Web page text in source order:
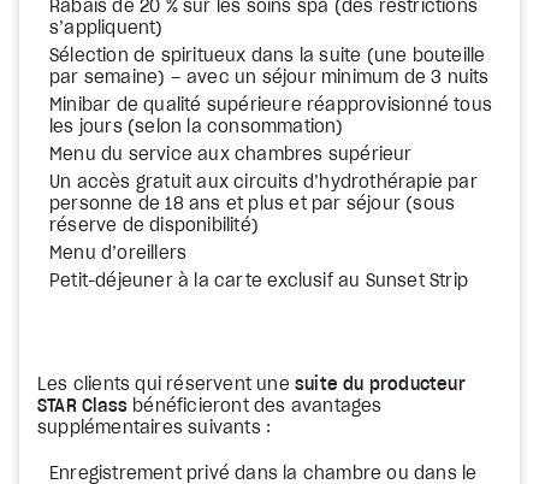
Rabais de 20 % sur les soins spa (des restrictions
s’appliquent)
Sélection de spiritueux dans la suite (une bouteille
par semaine) – avec un séjour minimum de 3 nuits
Minibar de qualité supérieure réapprovisionné tous
les jours (selon la consommation)
Menu du service aux chambres supérieur
Un accès gratuit aux circuits d’hydrothérapie par
personne de 18 ans et plus et par séjour (sous
réserve de disponibilité)
Menu d’oreillers
Petit-déjeuner à la carte exclusif au Sunset Strip
Les clients qui réservent une suite du producteur
STAR Class bénéficieront des avantages
supplémentaires suivants :
Enregistrement privé dans la chambre ou dans le